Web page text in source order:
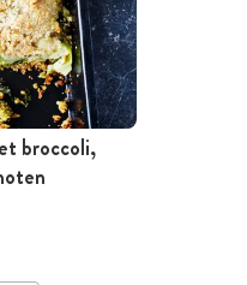
broccoli,